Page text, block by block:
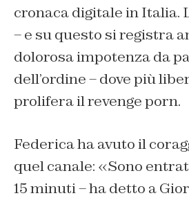
cronaca digitale in Italia.
– e su questo si registra
dolorosa impotenza da
dell’ordine – dove più
prolifera il revenge porn.
Federica ha avuto il
quel canale: «Sono
15 minuti – ha detto a